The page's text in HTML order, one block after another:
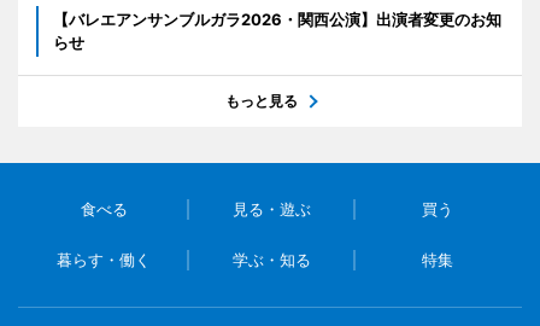
【バレエアンサンブルガラ2026・関西公演】出演者変更のお知
らせ
もっと見る
食べる 見る・遊ぶ 買う
暮らす・働く 学ぶ・知る 特集